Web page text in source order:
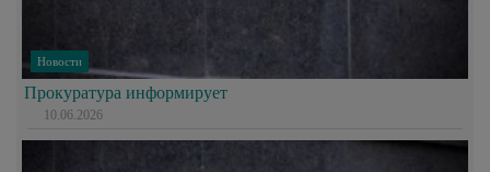
Новости
Прокуратура информирует
10.06.2026